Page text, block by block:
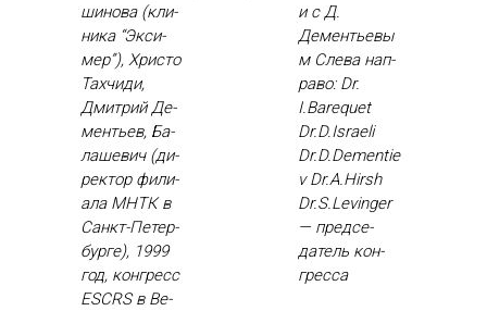
шино­ва (кли­
ника “Эк­си­
мер”), Хрис­то
Тах­чи­ди,
Дмит­рий Де­
менть­ев, Ба­
лаше­вич (ди­
рек­тор фи­ли­
ала МНТК в
Санкт-Пе­тер­
бурге), 1999
год, кон­гресс
ESCRS в Ве­
и с Д.
Дементьевы
м Сле­ва нап­
ра­во: Dr.
I.Barequet
Dr.D.Israeli
Dr.D.Dementie
v Dr.A.Hirsh
Dr.S.Levinger
— пред­се­
датель кон­
грес­са